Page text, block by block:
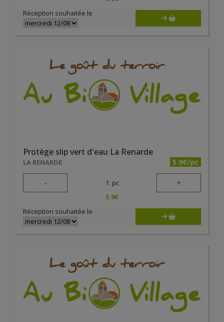
Réception souhaitée le
Protège slip vert d'eau La Renarde
LA RENARDE 5.9€/pc
- 1 pc +
5.9€
Réception souhaitée le